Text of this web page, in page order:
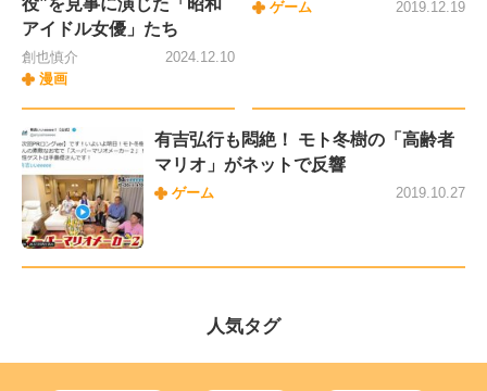
役”を見事に演じた「昭和
アイドル女優」たち
創也慎介
漫画
2024.12.10
ゲーム 2019.12.19
有吉弘行も悶絶！ モト冬樹の「高齢者
マリオ」がネットで反響
ゲーム 2019.10.27
人気タグ